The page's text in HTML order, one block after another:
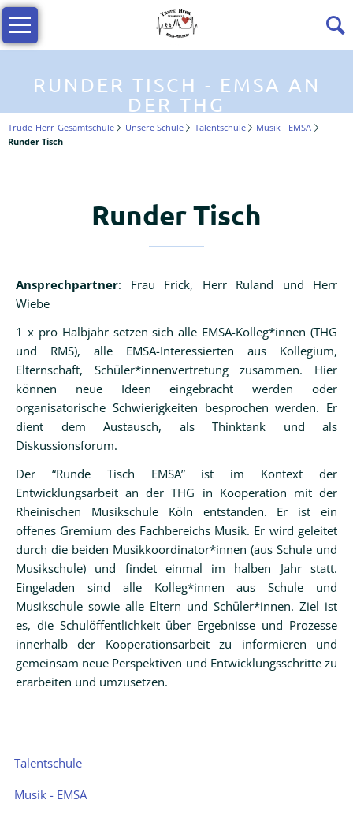
RUNDER TISCH - EMSA AN
DER THG
Navigation
überspringen
Profil
THG
sich
vor
THG
im
Film
Informationen
Klasse
5
Meilensteine
Schulleben
Schulgemeinschaft
Highlights
Termine
Elternbriefe
Mensa
und
Kiosk
Intern
Talentschule
Trude-Herr-Gesamtschule Unsere Schule Talentschule
Musik - EMSA
Runder Tisch
Runder Tisch
Ansprechpartner: Frau Frick, Herr Ruland und Herr
Wiebe
1 x pro Halbjahr setzen sich alle EMSA-Kolleg*innen (THG
und RMS), alle EMSA-Interessierten aus Kollegium,
Elternschaft, Schüler*innenvertretung zusammen. Hier
können neue Ideen eingebracht werden oder
organisatorische Schwierigkeiten besprochen werden. Er
dient dem Austausch, als Thinktank und als
Diskussionsforum.
Der “Runde Tisch EMSA” ist im Kontext der
Entwicklungsarbeit an der THG in Kooperation mit der
Rheinischen Musikschule Köln entstanden. Er ist ein
offenes Gremium des Fachbereichs Musik. Er wird geleitet
durch die beiden Musikkoordinator*innen (aus Schule und
Musikschule) und findet einmal im halben Jahr statt.
Eingeladen sind alle Kolleg*innen aus Schule und
Musikschule sowie alle Eltern und Schüler*innen. Ziel ist
es, die Schulöffentlichkeit über Ergebnisse und Prozesse
innerhalb der Kooperationsarbeit zu informieren und
gemeinsam neue Perspektiven und Entwicklungsschritte zu
erarbeiten und umzusetzen.
Navigation
Talentschule
Musik - EMSA